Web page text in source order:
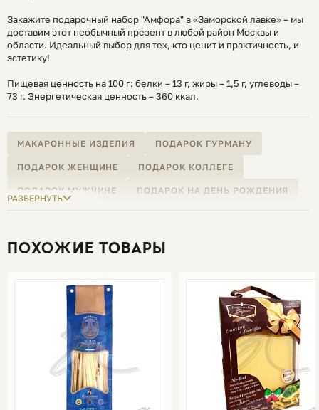
Закажите подарочный набор "Амфора" в «Заморской лавке» – мы
доставим этот необычный презент в любой район Москвы и
области. Идеальный выбор для тех, кто ценит и практичность, и
эстетику!
Пищевая ценность на 100 г: белки – 13 г, жиры – 1,5 г, углеводы –
73 г. Энергетическая ценность – 360 ккал.
МАКАРОННЫЕ ИЗДЕЛИЯ ПОДАРОК ГУРМАНУ
ПОДАРОК ЖЕНЩИНЕ ПОДАРОК КОЛЛЕГЕ
ПОДАРОК МУЖЧИНЕ ПОДАРОК НА ДЕНЬ РОЖДЕНИЯ
ПОДАРОК НА НОВЫЙ ГОД ПОДАРОК НА РОЖДЕСТВО
РАЗВЕРНУТЬ
ПОХОЖИЕ ТОВАРЫ